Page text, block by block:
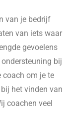
van je bedrijf
van iets waar
gevoelens
bij
coach om je te
het vinden van
coachen veel